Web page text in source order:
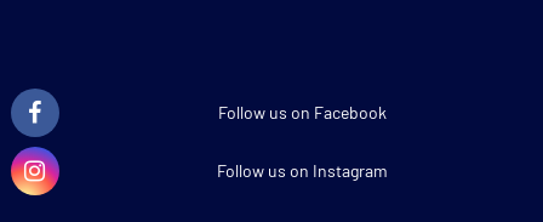
Follow us on Facebook
Follow us on Instagram